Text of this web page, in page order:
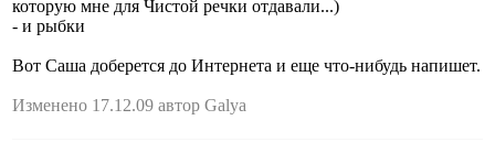
которую мне для Чистой речки отдавали...)
- и рыбки
Вот Саша доберется до Интернета и еще что-нибудь напишет.
Изменено 17.12.09 автор Galya